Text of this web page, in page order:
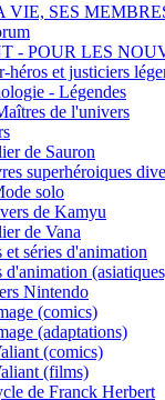
VIE, SES
- POUR LES
héros et justiciers
- Légendes
de l'univers
de Sauron
superhéroiques
solo
de Kamyu
de Vana
et séries d'animation
d'animation
Nintendo
(comics)
(adaptations)
(comics)
(films)
de Franck Herbert